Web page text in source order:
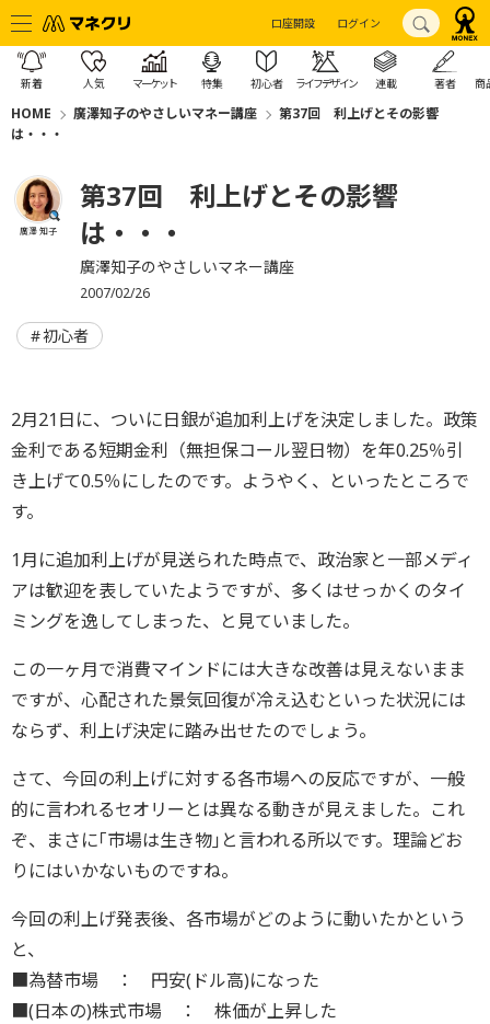
口座開設 ログイン
新着 人気 マーケット 特集 初心者 ライフデザイン 連載 著者 商
HOME 廣澤知子のやさしいマネー講座
第37回 利上げとその影響
は・・・
廣澤 知子
第37回 利上げとその影響
は・・・
廣澤知子のやさしいマネー講座
2007/02/26
初心者
2月21日に、ついに日銀が追加利上げを決定しました。政策
金利である短期金利（無担保コール翌日物）を年0.25％引
き上げて0.5％にしたのです。ようやく、といったところで
す。
1月に追加利上げが見送られた時点で、政治家と一部メディ
アは歓迎を表していたようですが、多くはせっかくのタイ
ミングを逸してしまった、と見ていました。
この一ヶ月で消費マインドには大きな改善は見えないまま
ですが、心配された景気回復が冷え込むといった状況には
ならず、利上げ決定に踏み出せたのでしょう。
さて、今回の利上げに対する各市場への反応ですが、一般
的に言われるセオリーとは異なる動きが見えました。これ
ぞ、まさに｢市場は生き物｣と言われる所以です。理論どお
りにはいかないものですね。
今回の利上げ発表後、各市場がどのように動いたかという
と、
■為替市場 ： 円安(ドル高)になった
■(日本の)株式市場 ： 株価が上昇した